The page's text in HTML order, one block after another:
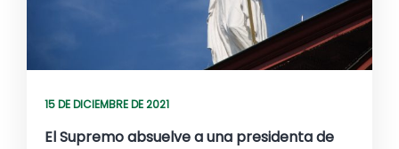
15 DE DICIEMBRE DE 2021
El Supremo absuelve a una presidenta de